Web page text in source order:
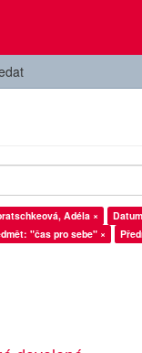
Adéla ×
"čas pro sebe" ×